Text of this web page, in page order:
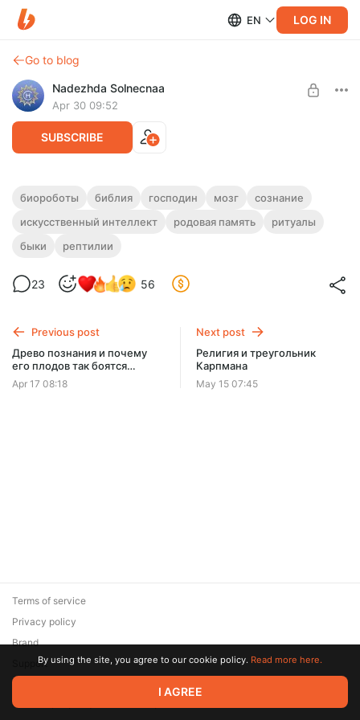
EN LOG IN
Go to blog
Nadezhda Solnecnaa
Apr 30 09:52
SUBSCRIBE
Садовники в собственном саду
Что внутри нас на самом деле растёт — свой сад или
чужой? Разговор о роде, сознании и тонких механизмах
влияния, которые мы не замечаем.
Level required:
биороботы библия господин мозг
сознание
искусственный интеллект
родовая память
ритуалы
быки
рептилии
23 56
Previous post
Древо познания и почему
его плодов так боятся
тёмные
Apr 17 08:18
Next post
Религия и треугольник
Карпмана
May 15 07:45
© 2026 Zaya Solutions Limited. All rights reserved. All trademarks
are the property of their respective owners.
Terms of service
Privacy policy
Brand
SupportBy using the site, you agree to our cookie policy. Read more here.
I AGREE